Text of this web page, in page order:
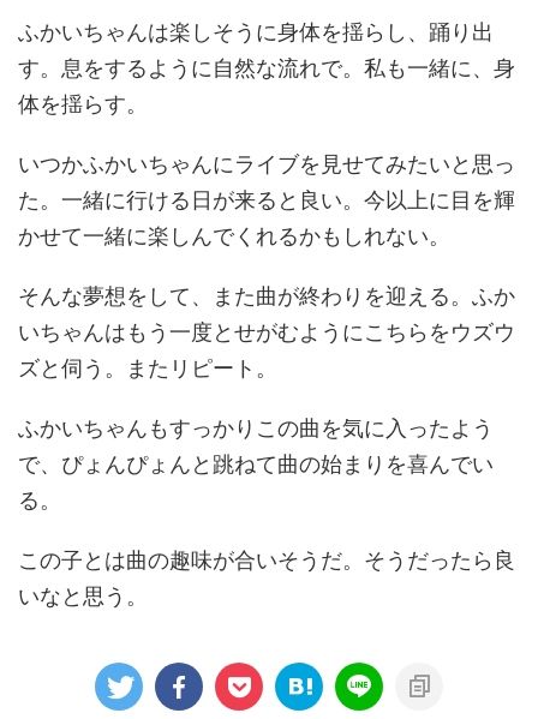
ふかいちゃんは楽しそうに身体を揺らし、踊り出
す。息をするように自然な流れで。私も一緒に、身
体を揺らす。
いつかふかいちゃんにライブを見せてみたいと思っ
た。一緒に行ける日が来ると良い。今以上に目を輝
かせて一緒に楽しんでくれるかもしれない。
そんな夢想をして、また曲が終わりを迎える。ふか
いちゃんはもう一度とせがむようにこちらをウズウ
ズと伺う。またリピート。
ふかいちゃんもすっかりこの曲を気に入ったよう
で、ぴょんぴょんと跳ねて曲の始まりを喜んでい
る。
この子とは曲の趣味が合いそうだ。そうだったら良
いなと思う。